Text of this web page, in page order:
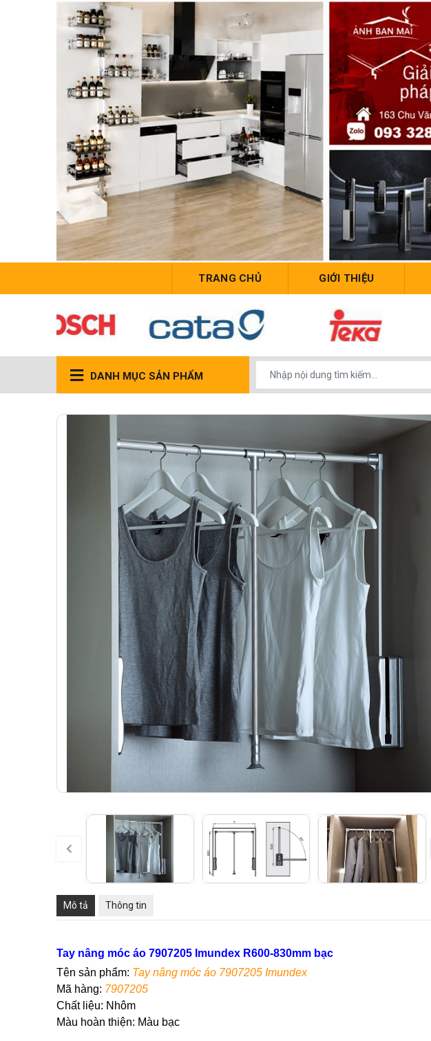
TRANG CHỦ GIỚI THIỆU
DANH MỤC SẢN PHẨM
Mô tả Thông tin
Tay nâng móc áo 7907205 Imundex R600-830mm bạc
Tên sản phẩm: Tay nâng móc áo 7907205 Imundex
Mã hàng: 7907205
Chất liệu: Nhôm
Màu hoàn thiện: Màu bạc